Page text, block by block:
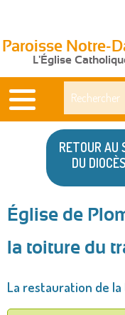
Paroisse Notre-
L'Église
RETOUR AU
DU
Vous
êtes
ici
Église de
la toiture du
La restauration de